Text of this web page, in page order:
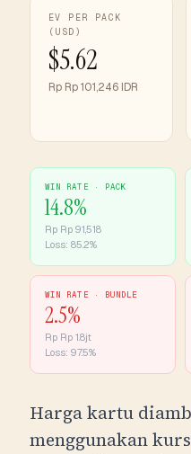
EV PER PACK
(USD)
$5.62
Rp Rp 101,246 IDR
WIN RATE · PACK
14.8%
Rp Rp 91,518
Loss: 85.2%
WIN RATE · BUNDLE
2.5%
Rp Rp 1.8jt
Loss: 97.5%
Harga kartu
menggunakan